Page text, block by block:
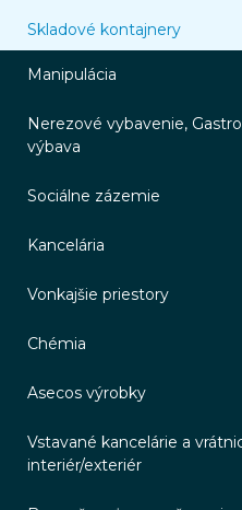
Skladové kontajnery
Manipulácia
Nerezové vybavenie, Gastro
výbava
Sociálne zázemie
Kancelária
Vonkajšie priestory
Chémia
Asecos výrobky
Vstavané kancelárie a
interiér/exteriér